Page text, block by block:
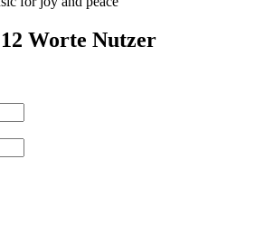
Worte Nutzer